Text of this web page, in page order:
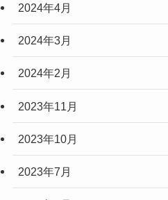
2024年4月
2024年3月
2024年2月
2023年11月
2023年10月
2023年7月